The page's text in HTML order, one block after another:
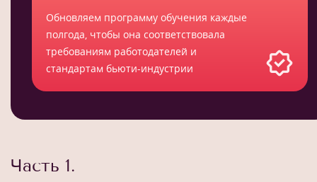
Обновляем программу обучения каждые
полгода, чтобы она соответствовала
требованиям работодателей и
стандартам бьюти-индустрии
Часть 1.